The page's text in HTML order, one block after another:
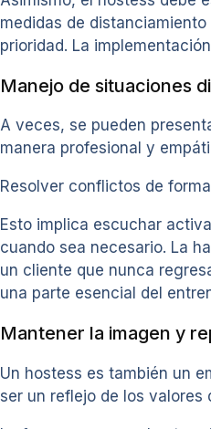
medidas de
prioridad. La
Manejo de situaciones
A veces, se pueden
manera profesional y
Resolver conflictos de
Esto implica escuchar
cuando sea necesario. La
un cliente que nunca
una parte esencial del
Mantener la imagen y
Un hostess es también un
ser un reflejo de los valores